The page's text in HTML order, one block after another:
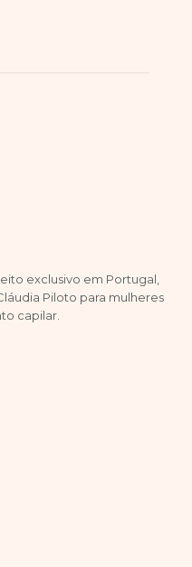
exclusivo em Portugal,
Piloto para mulheres
capilar.